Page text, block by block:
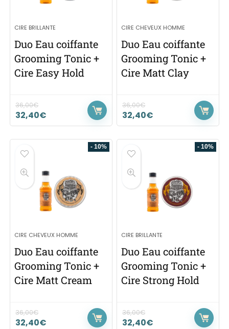
CIRE BRILLANTE
Duo Eau coiffante
Grooming Tonic +
Cire Easy Hold
36,00€
32,40€
CIRE CHEVEUX HOMME
Duo Eau coiffante
Grooming Tonic +
Cire Matt Clay
36,00€
32,40€
- 10%
CIRE CHEVEUX HOMME
Duo Eau coiffante
Grooming Tonic +
Cire Matt Cream
36,00€
32,40€
- 10%
CIRE BRILLANTE
Duo Eau coiffante
Grooming Tonic +
Cire Strong Hold
36,00€
32,40€